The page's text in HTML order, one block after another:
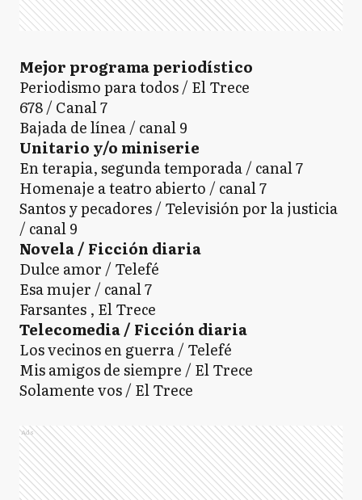
Mejor programa periodístico
Periodismo para todos / El Trece
678 / Canal 7
Bajada de línea / canal 9
Unitario y/o miniserie
En terapia, segunda temporada / canal 7
Homenaje a teatro abierto / canal 7
Santos y pecadores / Televisión por la justicia
/ canal 9
Novela / Ficción diaria
Dulce amor / Telefé
Esa mujer / canal 7
Farsantes , El Trece
Telecomedia / Ficción diaria
Los vecinos en guerra / Telefé
Mis amigos de siempre / El Trece
Solamente vos / El Trece
Ads